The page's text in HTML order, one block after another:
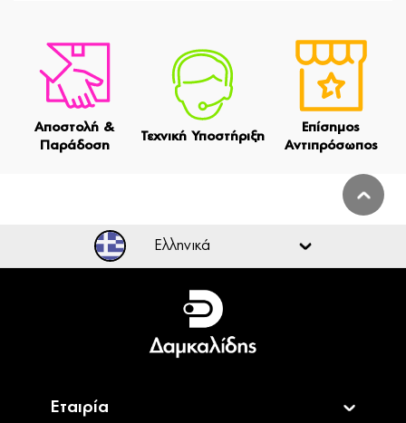
Αποστολή &
Παράδοση
Τεχνική Υποστήριξη
Επίσημος
Αντιπρόσωπος
Ελληνικά
Ελληνικά
English
Εταιρία